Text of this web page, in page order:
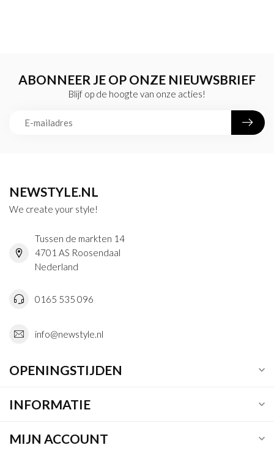
ABONNEER JE OP ONZE NIEUWSBRIEF
Blijf op de hoogte van onze acties!
NEWSTYLE.NL
We create your style!
Tussen de markten 14
4701 AS Roosendaal
Nederland
0165 535 096
info@newstyle.nl
OPENINGSTIJDEN
INFORMATIE
MIJN ACCOUNT